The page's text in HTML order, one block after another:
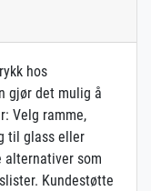
hos
gjør det mulig å
Velg ramme,
til glass eller
alternativer som
Kundestøtte